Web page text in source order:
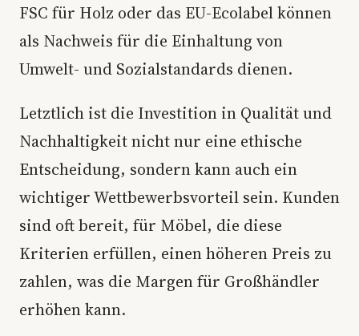
FSC für Holz oder das EU-Ecolabel können
als Nachweis für die Einhaltung von
Umwelt- und Sozialstandards dienen.
Letztlich ist die Investition in Qualität und
Nachhaltigkeit nicht nur eine ethische
Entscheidung, sondern kann auch ein
wichtiger Wettbewerbsvorteil sein. Kunden
sind oft bereit, für Möbel, die diese
Kriterien erfüllen, einen höheren Preis zu
zahlen, was die Margen für Großhändler
erhöhen kann.